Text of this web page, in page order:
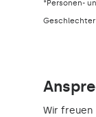
*Personen-
Wir freuen